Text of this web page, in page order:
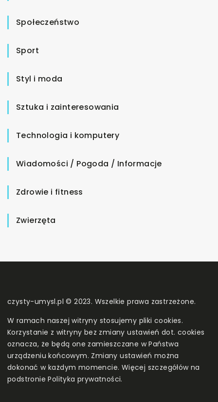
Społeczeństwo
Sport
Styl i moda
Sztuka i zainteresowania
Technologia i komputery
Wiadomości / Pogoda / Informacje
Zdrowie i fitness
Zwierzęta
czysty-umysl.pl © 2023. Wszelkie prawa zastrzeżone.
W ramach naszej witryny stosujemy pliki cookies.
Korzystanie z witryny bez zmiany ustawień dot. cookies
oznacza, że będą one zamieszczane w Państwa
urządzeniu końcowym. Zmiany ustawień można
dokonać w każdym momencie. Więcej szczegółów na
podstroniePolityka prywatności.